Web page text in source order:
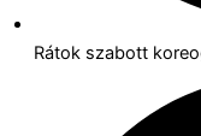
Rátok szabott